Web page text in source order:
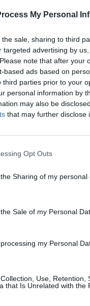
My Personal
sale, sharing to third
targeted advertising by
note that after your
based ads based on
third parties prior to your
personal information by
may also be
that may further disclose
Opt Outs
Sharing of my personal
Sale of my Personal
my Personal
Use, Retention,
that Is Unrelated with the